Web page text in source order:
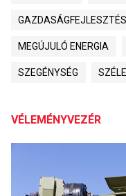
GAZDASÁGFEJLESZTÉS
MEGÚJULÓ ENERGIA
SZEGÉNYSÉG
VÉLEMÉNYVEZÉR